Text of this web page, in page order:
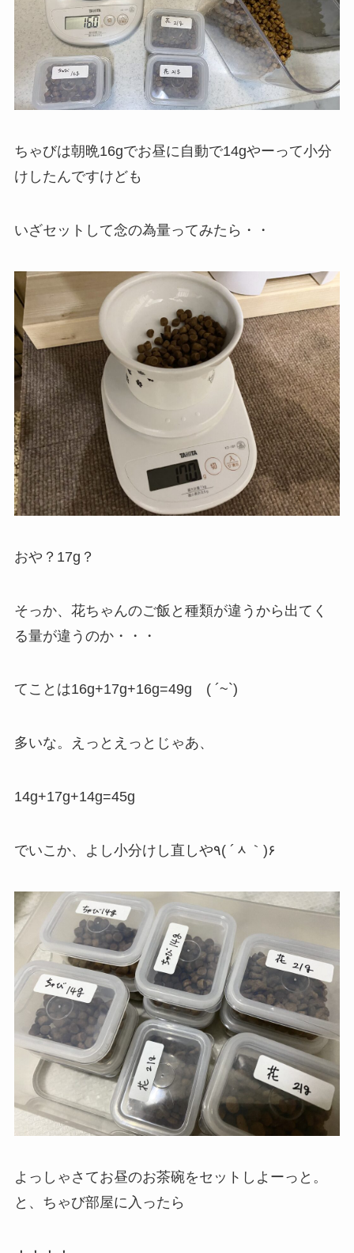
ちゃびは朝晩16gでお昼に自動で14gやーって小分
けしたんですけども
いざセットして念の為量ってみたら・・
おや？17g？
そっか、花ちゃんのご飯と種類が違うから出てく
る量が違うのか・・・
てことは16g+17g+16g=49g ( ´~`)
多いな。えっとえっとじゃあ、
14g+17g+14g=45g
でいこか、よし小分けし直しや٩( ´ᆺ｀)۶
よっしゃさてお昼のお茶碗をセットしよーっと。
と、ちゃび部屋に入ったら